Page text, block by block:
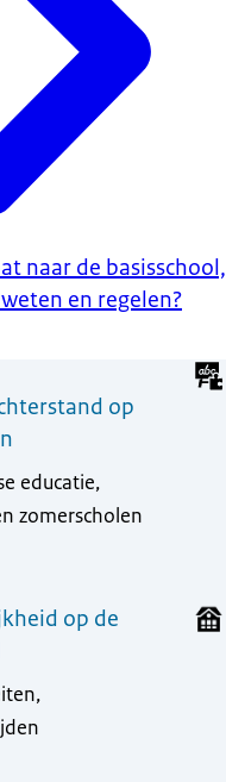
naar de basisschool,
en regelen?
op
educatie,
zomerscholen
op de